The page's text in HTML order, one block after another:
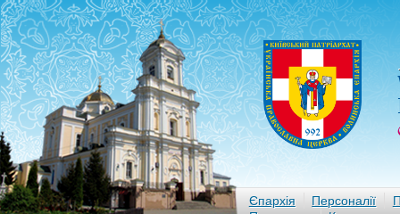
Єпархія Персоналії